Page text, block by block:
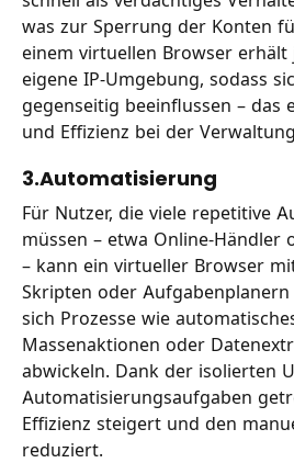
was zur Sperrung der Konten
einem virtuellen Browser erhält
eigene IP-Umgebung, sodass
gegenseitig beeinflussen – das
und Effizienz bei der
3.Automatisierung
Für Nutzer, die viele repetitive
müssen – etwa Online-Händler
– kann ein virtueller Browser
Skripten oder Aufgabenplanern
sich Prozesse wie
Massenaktionen oder
abwickeln. Dank der isolierten
Automatisierungsaufgaben
Effizienz steigert und den
reduziert.